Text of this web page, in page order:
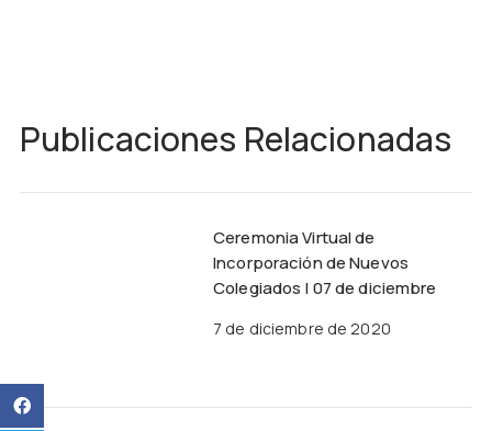
Publicaciones Relacionadas
Ceremonia Virtual de
Incorporación de Nuevos
Colegiados | 07 de diciembre
7 de diciembre de 2020